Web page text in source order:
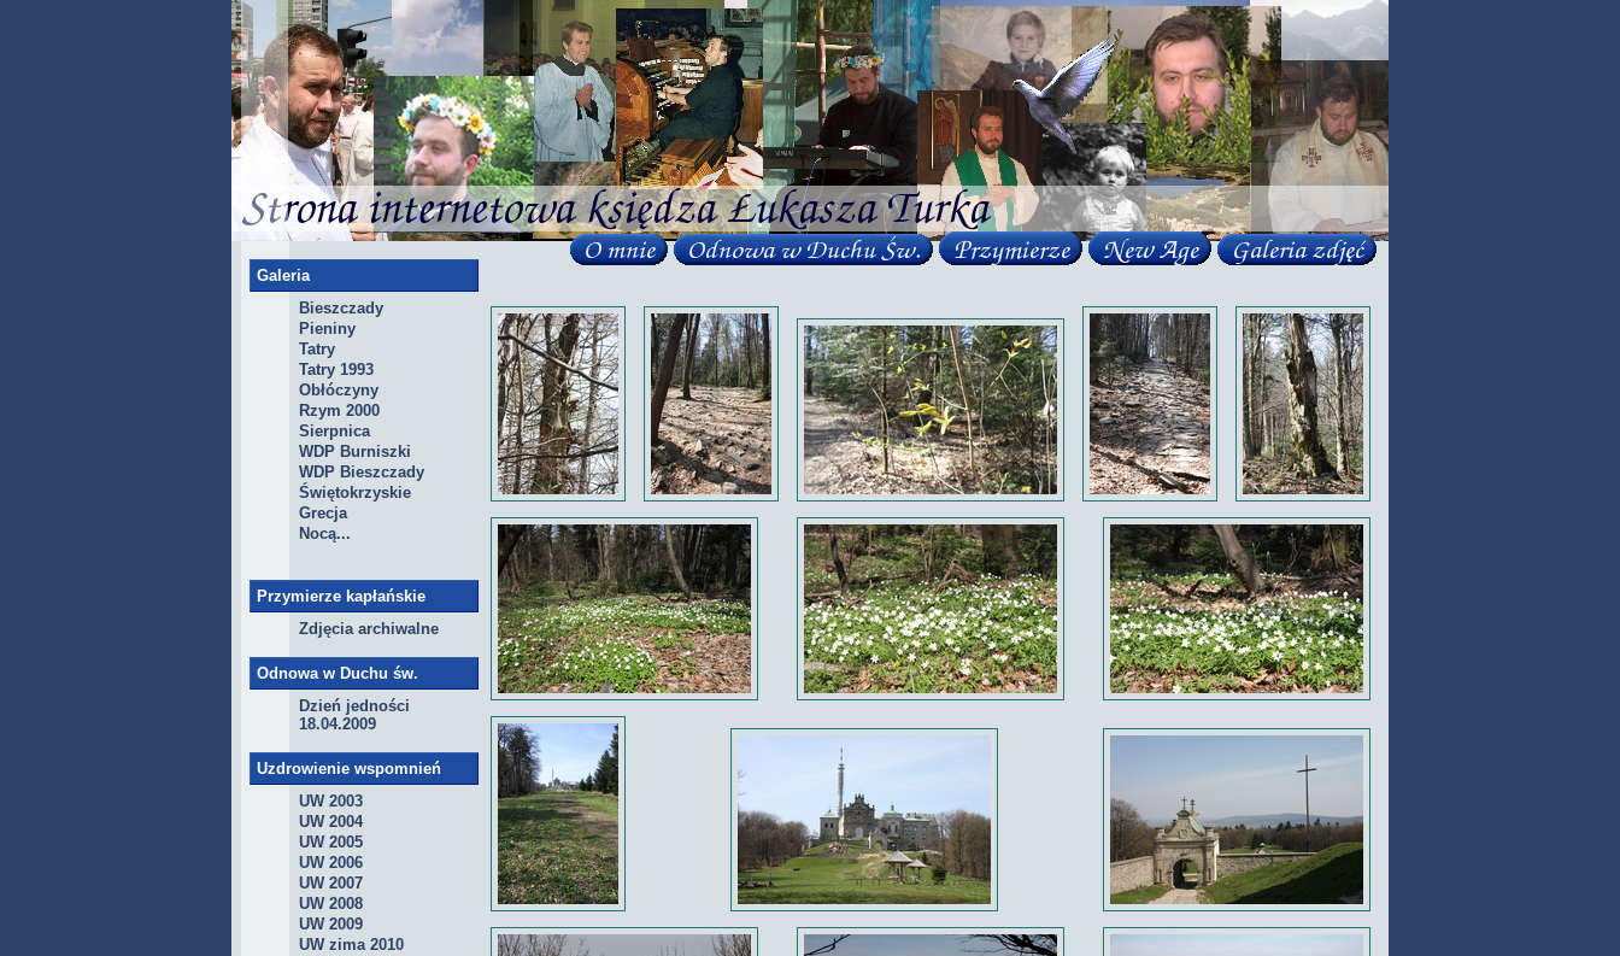
Galeria
Bieszczady
Pieniny
Tatry
Tatry 1993
Obłóczyny
Rzym 2000
Sierpnica
WDP Burniszki
WDP Bieszczady
Świętokrzyskie
Grecja
Nocą...
Przymierze kapłańskie
Zdjęcia archiwalne
Odnowa w Duchu św.
Dzień jedności
18.04.2009
Uzdrowienie wspomnień
UW 2003
UW 2004
UW 2005
UW 2006
UW 2007
UW 2008
UW 2009
UW zima 2010